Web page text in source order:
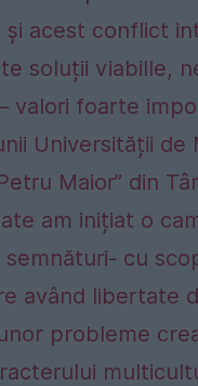
acest conflict
soluții viabille,
valori foarte
Universității de
Maior” din
am inițiat o
cu
având libertate
probleme